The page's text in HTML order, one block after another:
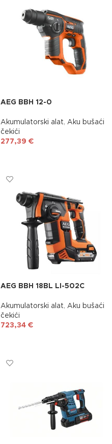
AEG BBH 12-0
Akumulatorski alat, Aku bušaći
čekići
277,39 €
AEG BBH 18BL LI-502C
Akumulatorski alat, Aku bušaći
čekići
723,34 €